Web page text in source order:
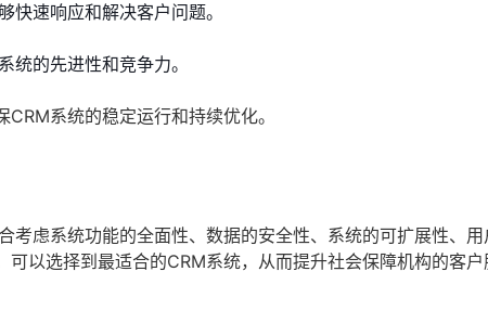
快速响应和解决客户问题。
统的先进性和竞争力。
系统的稳定运行和持续优化。
考虑系统功能的全面性、数据的安全性、系统的可扩展性、
以选择到最适合的CRM系统，从而提升社会保障机构的客